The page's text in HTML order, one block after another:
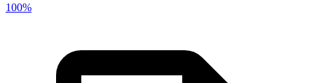
100%